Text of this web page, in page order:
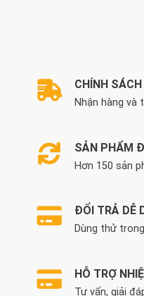
CHÍNH
Nhận hàng và
SẢN PHẨM
Hơn 150 sản
ĐỔI TRẢ DỄ
Dùng thử
HỖ TRỢ
Tư vấn, giải